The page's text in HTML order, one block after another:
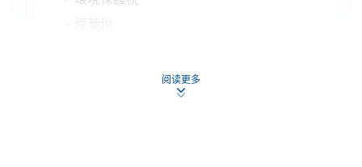
稅收徵收管理法概述
阅读更多